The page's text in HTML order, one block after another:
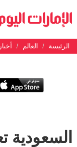
الرئيسة العالم أخبار
السعودية